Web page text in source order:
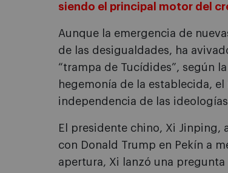
siendo el principal motor del
Aunque la emergencia de
de las desigualdades, ha
“trampa de Tucídides”, según
hegemonía de la establecida,
independencia de las
El presidente chino, Xi Jinping,
con Donald Trump en Pekín a
apertura, Xi lanzó una